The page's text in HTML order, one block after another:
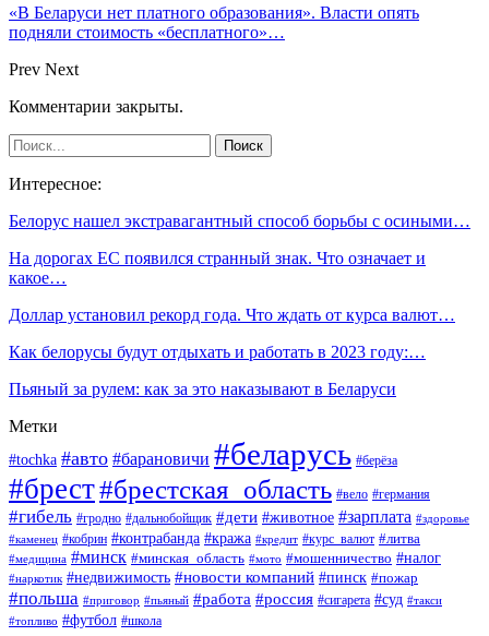
«В Беларуси нет платного образования». Власти опять
подняли стоимость «бесплатного»…
Prev Next
Комментарии закрыты.
Интересное:
Белорус нашел экстравагантный способ борьбы с осиными…
На дорогах ЕС появился странный знак. Что означает и
какое…
Доллар установил рекорд года. Что ждать от курса валют…
Как белорусы будут отдыхать и работать в 2023 году:…
Пьяный за рулем: как за это наказывают в Беларуси
Метки
#tochka #авто #барановичи #беларусь #берёза
#брест#брестская_область #вело #германия
#гибель #гродно #дальнобойщик #дети #животное #зарплата #здоровье
#каменец #кобрин #контрабанда #кража #кредит #курс_валют #литва
#медицина #минск #минская_область #мото #мошенничество #налог
#наркотик #недвижимость #новости компаний #пинск #пожар
#польша #приговор #пьяный #работа #россия #сигарета #суд #такси
#топливо #футбол #школа